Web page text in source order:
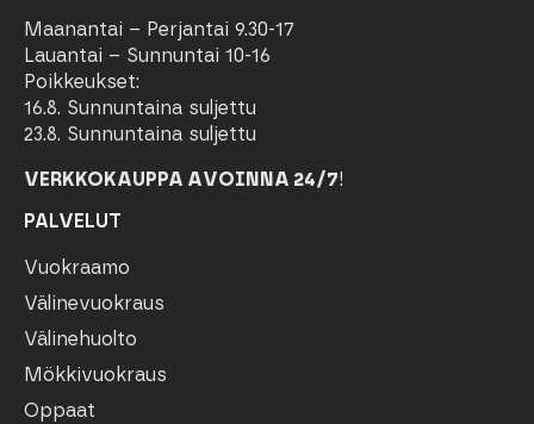
Maanantai – Perjantai 9.30-17
Lauantai – Sunnuntai 10-16
Poikkeukset:
16.8. Sunnuntaina suljettu
23.8. Sunnuntaina suljettu
VERKKOKAUPPA AVOINNA 24/7!
PALVELUT
Vuokraamo
Välinevuokraus
Välinehuolto
Mökkivuokraus
Oppaat